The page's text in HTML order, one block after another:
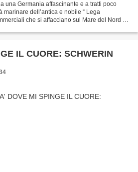
una Germania affascinante e a tratti poco
marinare dell’antica e nobile “ Lega
che si affacciano sul Mare del Nord e
IL CUORE: SCHWERIN